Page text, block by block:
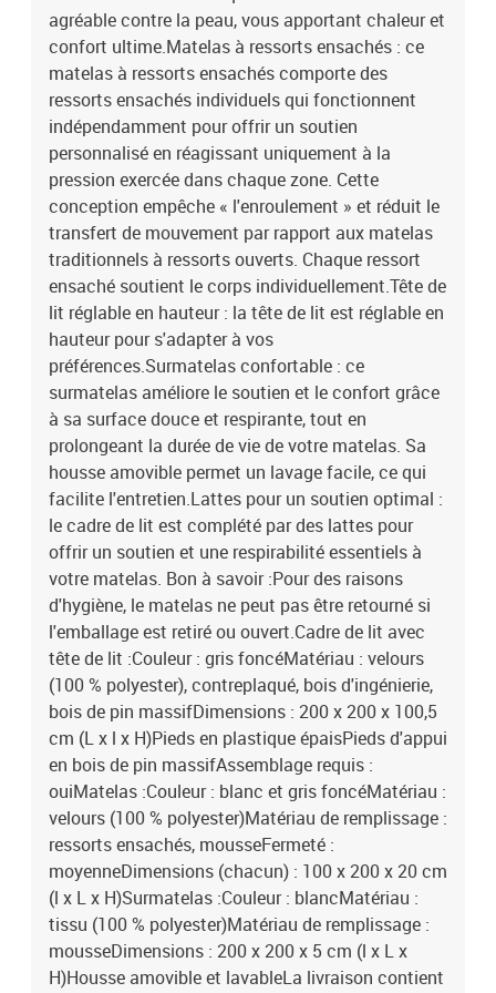
agréable contre la peau, vous apportant chaleur et
confort ultime.Matelas à ressorts ensachés : ce
matelas à ressorts ensachés comporte des
ressorts ensachés individuels qui fonctionnent
indépendamment pour offrir un soutien
personnalisé en réagissant uniquement à la
pression exercée dans chaque zone. Cette
conception empêche « l'enroulement » et réduit le
transfert de mouvement par rapport aux matelas
traditionnels à ressorts ouverts. Chaque ressort
ensaché soutient le corps individuellement.Tête de
lit réglable en hauteur : la tête de lit est réglable en
hauteur pour s'adapter à vos
préférences.Surmatelas confortable : ce
surmatelas améliore le soutien et le confort grâce
à sa surface douce et respirante, tout en
prolongeant la durée de vie de votre matelas. Sa
housse amovible permet un lavage facile, ce qui
facilite l'entretien.Lattes pour un soutien optimal :
le cadre de lit est complété par des lattes pour
offrir un soutien et une respirabilité essentiels à
votre matelas. Bon à savoir :Pour des raisons
d'hygiène, le matelas ne peut pas être retourné si
l'emballage est retiré ou ouvert.Cadre de lit avec
tête de lit :Couleur : gris foncéMatériau : velours
(100 % polyester), contreplaqué, bois d'ingénierie,
bois de pin massifDimensions : 200 x 200 x 100,5
cm (L x l x H)Pieds en plastique épaisPieds d'appui
en bois de pin massifAssemblage requis :
ouiMatelas :Couleur : blanc et gris foncéMatériau :
velours (100 % polyester)Matériau de remplissage :
ressorts ensachés, mousseFermeté :
moyenneDimensions (chacun) : 100 x 200 x 20 cm
(l x L x H)Surmatelas :Couleur : blancMatériau :
tissu (100 % polyester)Matériau de remplissage :
mousseDimensions : 200 x 200 x 5 cm (l x L x
H)Housse amovible et lavableLa livraison contient